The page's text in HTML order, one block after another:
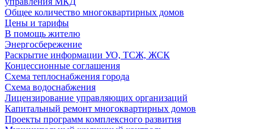
Общее количество многоквартирных домов
Цены и тарифы
В помощь жителю
Энергосбережение
Раскрытие информации УО, ТСЖ, ЖСК
Концессионные соглашения
Схема теплоснабжения города
Схема водоснабжения
Лицензирование управляющих организаций
Капитальный ремонт многоквартирных домов
Проекты программ комплексного развития